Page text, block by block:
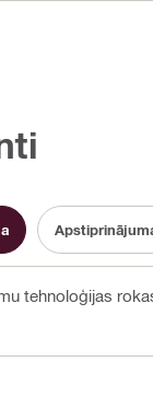
tehnoloģijas